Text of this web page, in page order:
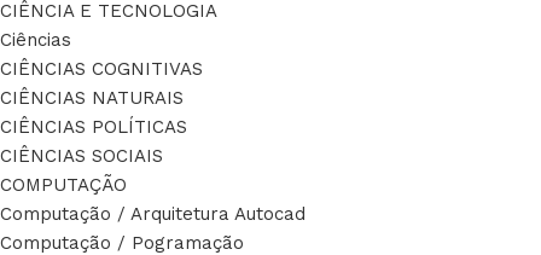
CIÊNCIA E TECNOLOGIA
Ciências
CIÊNCIAS COGNITIVAS
CIÊNCIAS NATURAIS
CIÊNCIAS POLÍTICAS
CIÊNCIAS SOCIAIS
COMPUTAÇÃO
Computação / Arquitetura Autocad
Computação / Pogramação